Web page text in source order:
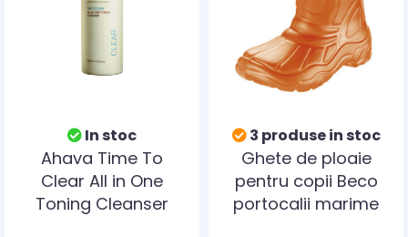
In stoc
Ahava Time To
Clear All in One
Toning Cleanser
3 produse in stoc
Ghete de ploaie
pentru copii Beco
portocalii marime